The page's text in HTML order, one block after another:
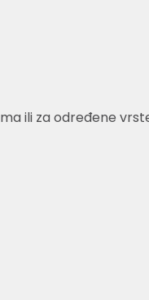
ili za određene